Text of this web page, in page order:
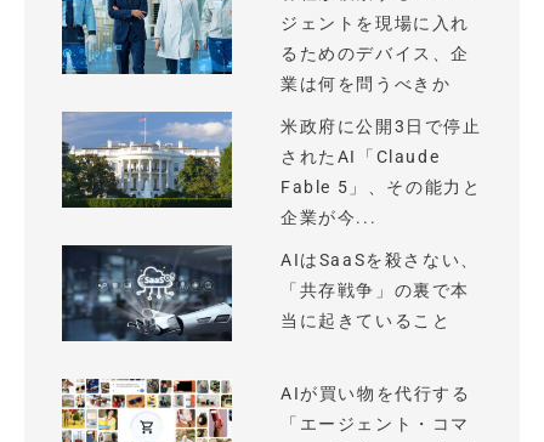
ジェントを現場に入れ
るためのデバイス、企
業は何を問うべきか
米政府に公開3日で停止
されたAI「Claude
Fable 5」、その能力と
企業が今...
AIはSaaSを殺さない、
「共存戦争」の裏で本
当に起きていること
AIが買い物を代行する
「エージェント・コマ